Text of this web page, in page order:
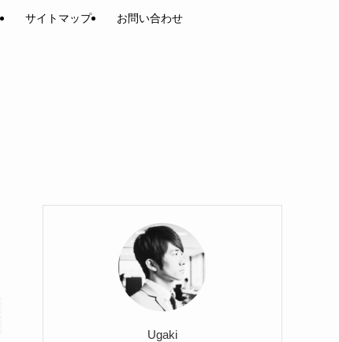
サイトマップ お問い合わせ
Ugaki